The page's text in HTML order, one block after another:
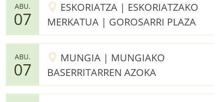
ABU.
07
ESKORIATZA | ESKORIATZAKO
MERKATUA | GOROSARRI PLAZA
ABU.
07
MUNGIA | MUNGIAKO
BASERRITARREN AZOKA